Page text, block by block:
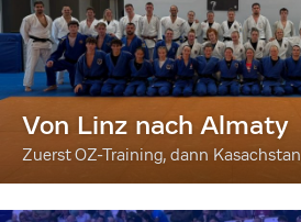
Von Linz nach Almaty
Zuerst OZ-Training, dann Kasachstan